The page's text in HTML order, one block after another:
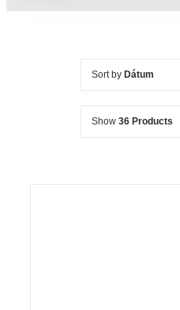
Sort by Dátum
Show 36 Products